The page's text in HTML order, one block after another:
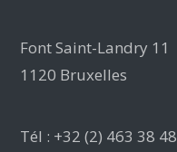
Font Saint-Landry 11
1120 Bruxelles
Tél : +32 (2) 463 38 48